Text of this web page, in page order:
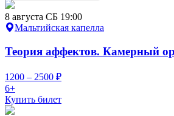
8 августа СБ 19:00
Мальтийская капелла
Теория аффектов. Камерный
1200 – 2500 ₽
6+
Купить билет